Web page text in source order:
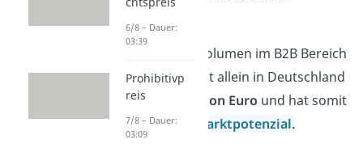
Das Handelsvolumen im B2B Bereich
beträgt derzeit allein in Deutschland
über
eine Billion Euro und hat somit
ein riesiges
Marktpotenzial.
6/8 – Dauer:
03:39
Prohibitivp
reis
7/8 – Dauer:
03:09